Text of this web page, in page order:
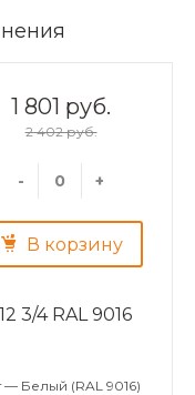
1 801 руб.
2 402 руб.
- +
В корзину
3/4 RAL 9016
— Белый (RAL 9016)